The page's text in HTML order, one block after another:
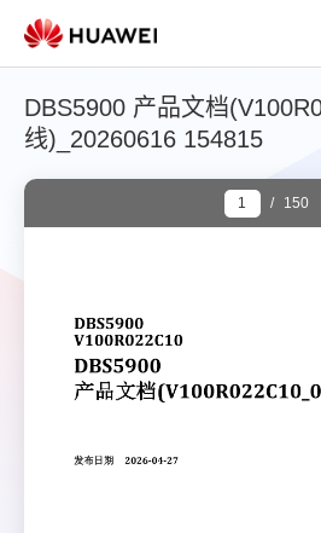
DBS5900 产品文档
线)_20260616 154815
/ 150